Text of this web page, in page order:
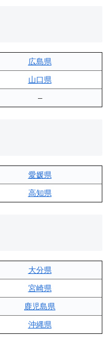
広島県
山口県
–
愛媛県
高知県
大分県
宮崎県
鹿児島県
沖縄県